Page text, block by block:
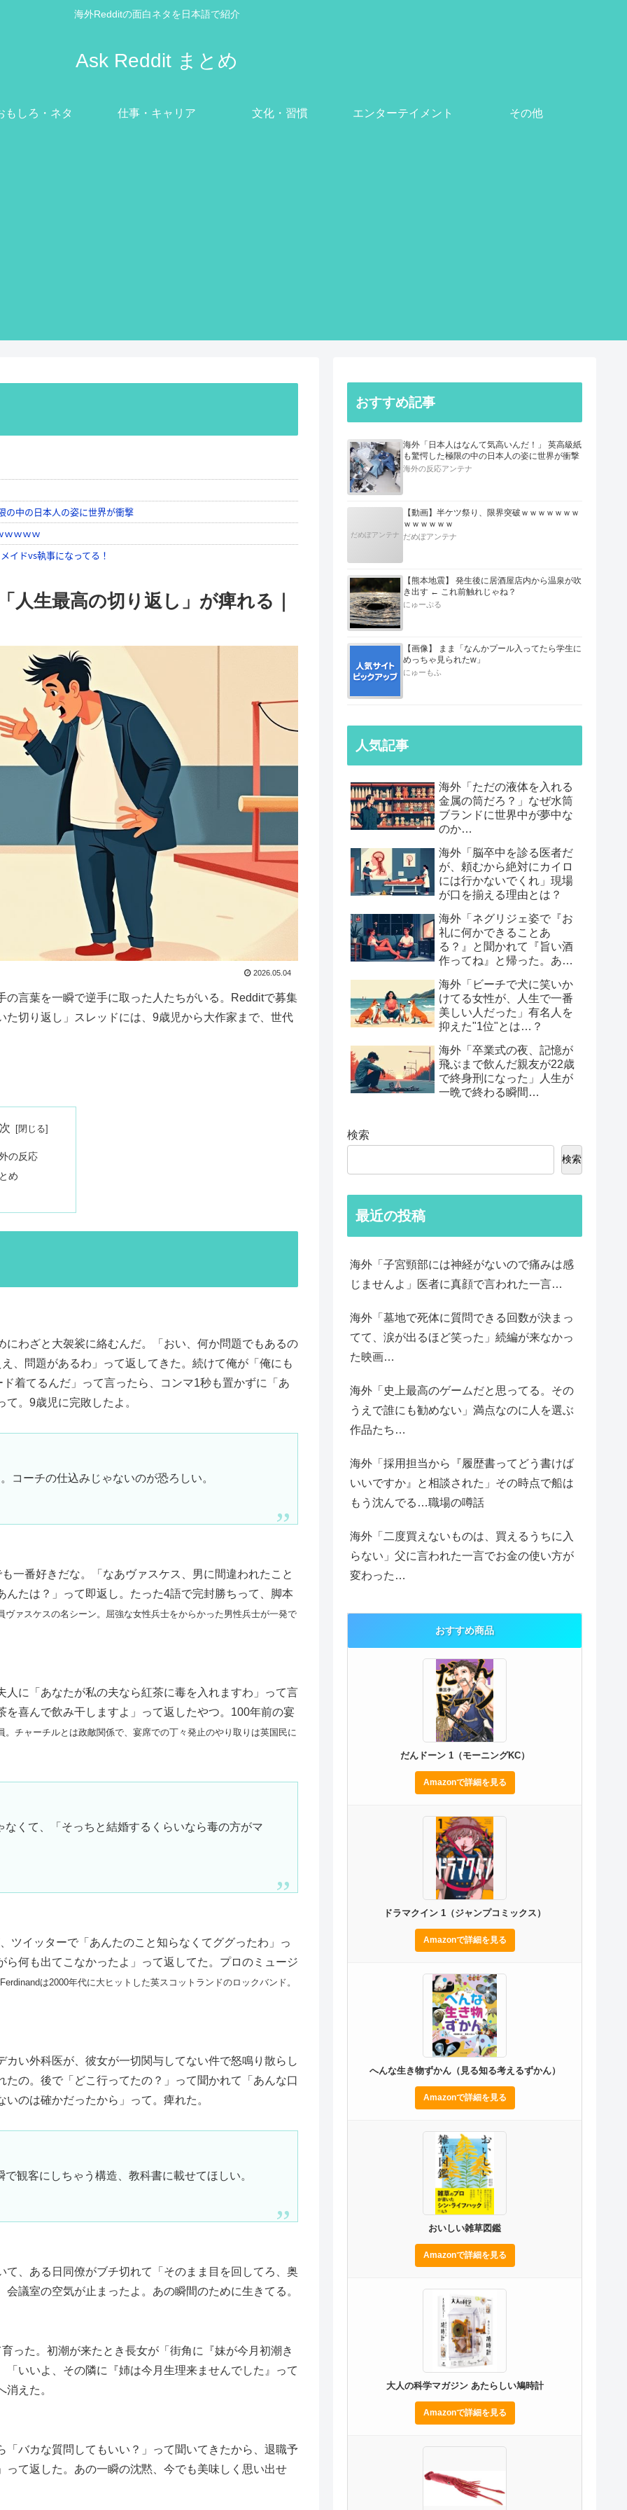
海外Redditの面白ネタを日本語で紹介
Ask Reddit まとめ
もしろ・ネタ 仕事・キャリア 文化・習慣 エンターテイメント その他
生最高の切り返し」が痺れる｜
2026.05.04
言葉を一瞬で逆手に取った人たちがいる。Redditで募集
切り返し」スレッドには、9歳児から大作家まで、世代
の反応
め
わざと大袈裟に絡むんだ。「おい、何か問題でもあるの
、問題があるわ」って返してきた。続けて俺が「俺にも
着てるんだ」って言ったら、コンマ1秒も置かずに「あ
。9歳児に完敗したよ。
コーチの仕込みじゃないのが恐ろしい。
一番好きだな。「なあヴァスケス、男に間違われたこと
たは？」って即返し。たった4語で完封勝ちって、脚本
ァスケスの名シーン。屈強な女性兵士をからかった男性兵士が一発で
に「あなたが私の夫なら紅茶に毒を入れますわ」って言
喜んで飲み干しますよ」って返したやつ。100年前の宴
チャーチルとは政敵関係で、宴席での丁々発止のやり取りは英国民に
くて、「そっちと結婚するくらいなら毒の方がマ
ツイッターで「あんたのこと知らなくてググったわ」っ
何も出てこなかったよ」って返してた。プロのミュージ
は2000年代に大ヒットした英スコットランドのロックバンド。
い外科医が、彼女が一切関与してない件で怒鳴り散らし
の。後で「どこ行ってたの？」って聞かれて「あんな口
のは確かだったから」って。痺れた。
観客にしちゃう構造、教科書に載せてほしい。
、ある日同僚がブチ切れて「そのまま目を回してろ、奥
議室の空気が止まったよ。あの瞬間のために生きてる。
った。初潮が来たとき長女が「街角に『妹が今月初潮き
いいよ、その隣に『姉は今月生理来ませんでした』って
えた。
バカな質問してもいい？」って聞いてきたから、退職予
て返した。あの一瞬の沈黙、今でも美味しく思い出せ
おすすめ記事
海外「日本人はなんて気高いんだ！」 英高級紙
も驚愕した極限の中の日本人の姿に世界が衝撃
海外の反応アンテナ
だめぽアンテナ
【動画】半ケツ祭り、限界突破ｗｗｗｗｗｗｗ
ｗｗｗｗｗｗ
だめぽアンテナ
【熊本地震】 発生後に居酒屋店内から温泉が吹
き出す ← これ前触れじゃね？
にゅーぷる
【画像】 まま「なんかプール入ってたら学生に
めっちゃ見られたw」
にゅーもふ
人気記事
海外「ただの液体を入れる
金属の筒だろ？」なぜ水筒
ブランドに世界中が夢中な
のか…
海外「脳卒中を診る医者だ
が、頼むから絶対にカイロ
には行かないでくれ」現場
が口を揃える理由とは？
海外「ネグリジェ姿で『お
礼に何かできることあ
る？』と聞かれて『旨い酒
作ってね』と帰った。あれ
る男たちの後悔談…
海外「ビーチで犬に笑いか
けてる女性が、人生で一番
美しい人だった」有名人を
抑えた"1位"とは…？
海外「卒業式の夜、記憶が
飛ぶまで飲んだ親友が22歳
で終身刑になった」人生が
一晩で終わる瞬間…
検索
検索
最近の投稿
海外「子宮頸部には神経がないので痛みは感
じませんよ」医者に真顔で言われた一言…
海外「墓地で死体に質問できる回数が決まっ
てて、涙が出るほど笑った」続編が来なかっ
た映画…
海外「史上最高のゲームだと思ってる。その
うえで誰にも勧めない」満点なのに人を選ぶ
作品たち…
海外「採用担当から『履歴書ってどう書けば
いいですか』と相談された」その時点で船は
もう沈んでる…職場の噂話
海外「二度買えないものは、買えるうちに入
らない」父に言われた一言でお金の使い方が
変わった…
おすすめ商品
だんドーン 1（モーニングKC）
Amazonで詳細を見る
ドラマクイン 1（ジャンプコミックス）
Amazonで詳細を見る
へんな生き物ずかん（見る知る考えるずかん）
Amazonで詳細を見る
おいしい雑草図鑑
Amazonで詳細を見る
大人の科学マガジン あたらしい鳩時計
Amazonで詳細を見る